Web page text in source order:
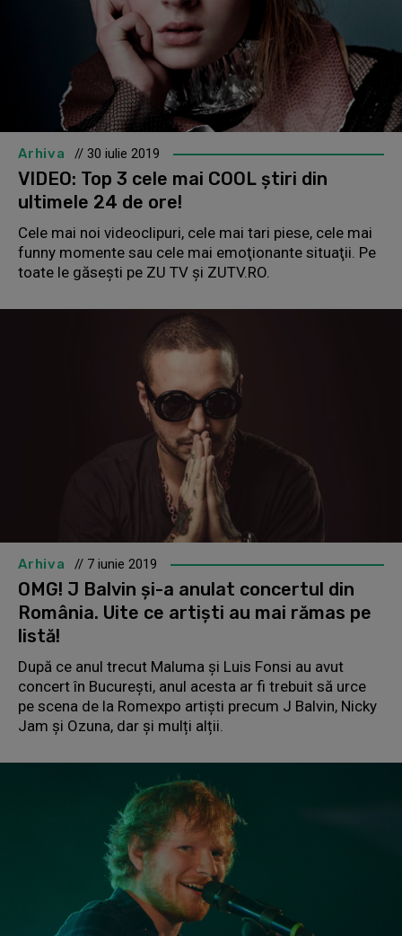
Arhiva // 30 iulie 2019
VIDEO: Top 3 cele mai COOL știri din
ultimele 24 de ore!
Cele mai noi videoclipuri, cele mai tari piese, cele mai
funny momente sau cele mai emoţionante situaţii. Pe
toate le găseşti pe ZU TV şi ZUTV.RO.
Arhiva // 7 iunie 2019
OMG! J Balvin și-a anulat concertul din
România. Uite ce artiști au mai rămas pe
listă!
După ce anul trecut Maluma și Luis Fonsi au avut
concert în București, anul acesta ar fi trebuit să urce
pe scena de la Romexpo artiști precum J Balvin, Nicky
Jam și Ozuna, dar și mulți alții.